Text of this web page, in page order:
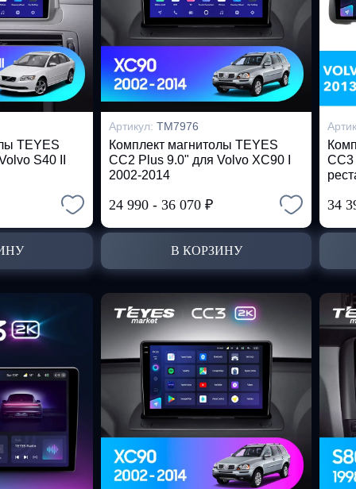
TEYES
S40 II
Артикул: TM7976
Комплект магнитолы TEYES
CC2 Plus 9.0" для Volvo XC90 I
2002-2014
24 990 - 36 070 ₽
В КОРЗИНУ
CC3
34